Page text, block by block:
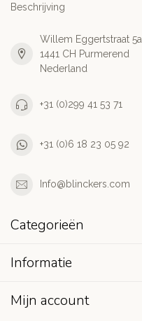
Beschrijving
Willem Eggertstraat 5a
1441 CH Purmerend
Nederland
+31 (0)299 41 53 71
+31 (0)6 18 23 05 92
Info@blinckers.com
Categorieën
Informatie
Mijn account